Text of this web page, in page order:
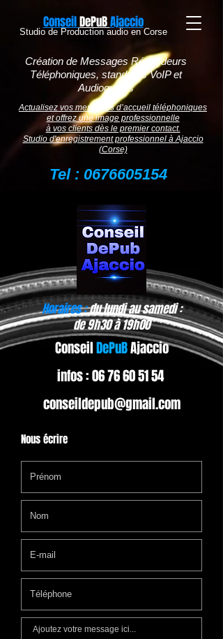
​ConseilDePuBAjaccio
Studio de Production audio en Corse
Création de Messages Répondeurs
Téléphoniques, standards VoIP et
Audioguides
Tel : 0676605154
Actualisez vos messages d’accueil téléphoniques
et offrez uneimage professionnelle
à vos clients dès le premier contact.
Studio d'enregistrement professionnel à Ajaccio
(Corse)
Horaires :du lundi au samedi :
de 9h30 à 19h00
​ConseilDePuBAjaccio
infos :06 76 60 51 54
conseildepub@gmail.com
Nous écrire